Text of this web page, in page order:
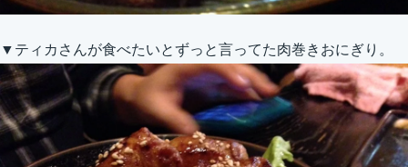
▼ティカさんが食べたいとずっと言ってた肉巻きおにぎり。